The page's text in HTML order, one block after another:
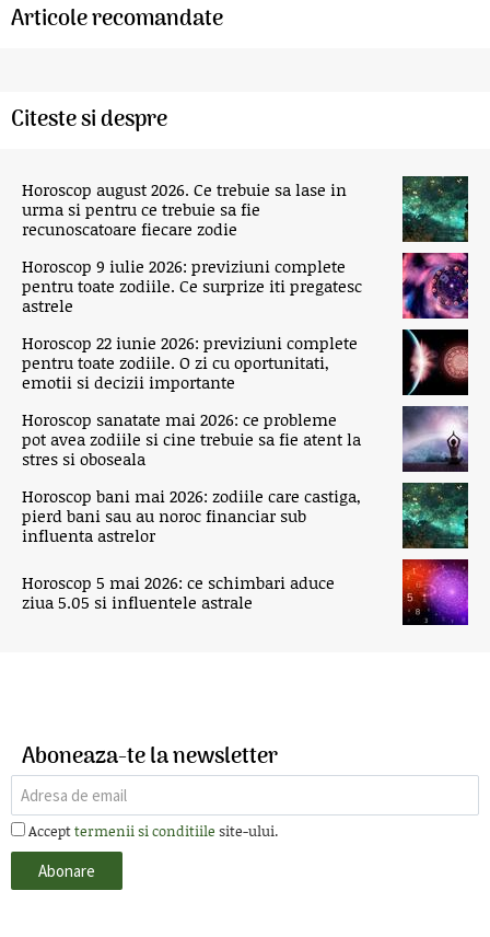
Articole recomandate
Citeste si despre
Horoscop august 2026. Ce trebuie sa lase in
urma si pentru ce trebuie sa fie
recunoscatoare fiecare zodie
Horoscop 9 iulie 2026: previziuni complete
pentru toate zodiile. Ce surprize iti pregatesc
astrele
Horoscop 22 iunie 2026: previziuni complete
pentru toate zodiile. O zi cu oportunitati,
emotii si decizii importante
Horoscop sanatate mai 2026: ce probleme
pot avea zodiile si cine trebuie sa fie atent la
stres si oboseala
Horoscop bani mai 2026: zodiile care castiga,
pierd bani sau au noroc financiar sub
influenta astrelor
Horoscop 5 mai 2026: ce schimbari aduce
ziua 5.05 si influentele astrale
Aboneaza-te la newsletter
Accepttermenii si conditiile site-ului.